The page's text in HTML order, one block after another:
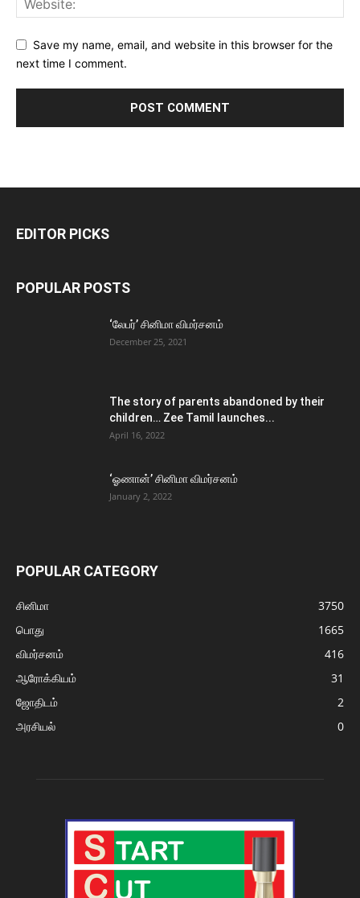
Save my name, email, and website in this browser for the
next time I comment.
EDITOR PICKS
POPULAR POSTS
‘லேபர்’ சினிமா விமர்சனம்
December 25, 2021
The story of parents abandoned by their
children… Zee Tamil launches...
April 16, 2022
‘ஓணான்’ சினிமா விமர்சனம்
January 2, 2022
POPULAR CATEGORY
சினிமா
3750
பொது
1665
விமர்சனம்
416
ஆரோக்கியம்
31
ஜோதிடம்
2
அரசியல்
0